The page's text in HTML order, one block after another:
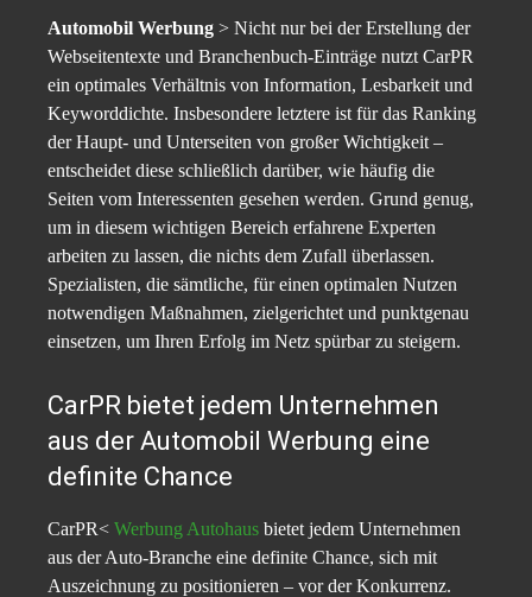
Automobil Werbung > Nicht nur bei der Erstellung der
Webseitentexte und Branchenbuch-Einträge nutzt CarPR
ein optimales Verhältnis von Information, Lesbarkeit und
Keyworddichte. Insbesondere letztere ist für das Ranking
der Haupt- und Unterseiten von großer Wichtigkeit –
entscheidet diese schließlich darüber, wie häufig die
Seiten vom Interessenten gesehen werden. Grund genug,
um in diesem wichtigen Bereich erfahrene Experten
arbeiten zu lassen, die nichts dem Zufall überlassen.
Spezialisten, die sämtliche, für einen optimalen Nutzen
notwendigen Maßnahmen, zielgerichtet und punktgenau
einsetzen, um Ihren Erfolg im Netz spürbar zu steigern.
CarPR bietet jedem Unternehmen
aus der Automobil Werbung eine
definite Chance
CarPR< Werbung Autohaus bietet jedem Unternehmen
aus der Auto-Branche eine definite Chance, sich mit
Auszeichnung zu positionieren – vor der Konkurrenz.